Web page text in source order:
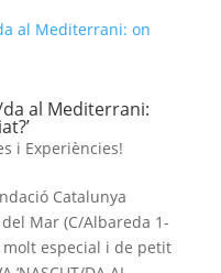
al Mediterrani:
i Experiències!
Catalunya
Mar (C/Albareda 1-
especial i de petit